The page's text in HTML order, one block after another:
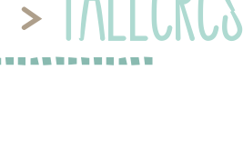
>TALLERES